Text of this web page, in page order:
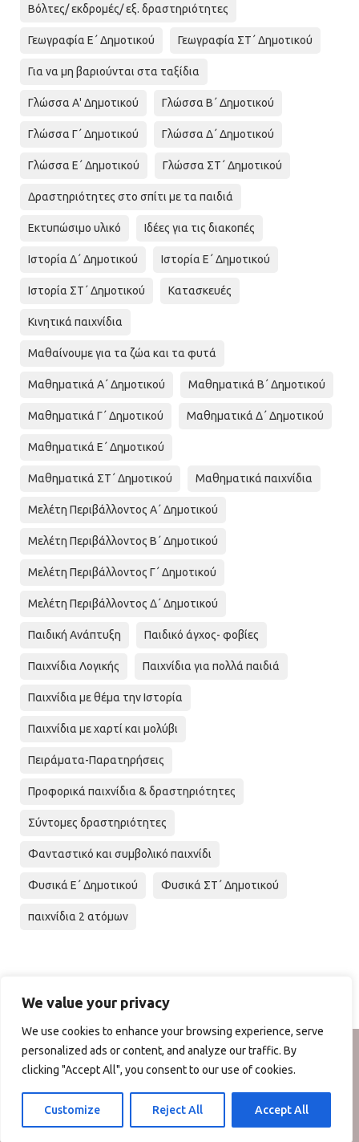
We value your privacy
We use cookies to enhance your browsing experience, serve
personalized ads or content, and analyze our traffic. By
clicking "Accept All", you consent to our use of cookies.
Customize Reject All Accept All
Βόλτες/ εκδρομές/ εξ. δραστηριότητες
Γεωγραφία Ε΄ Δημοτικού Γεωγραφία ΣΤ΄ Δημοτικού
Για να μη βαριούνται στα ταξίδια
Γλώσσα Α' Δημοτικού Γλώσσα Β΄ Δημοτικού
Γλώσσα Γ΄ Δημοτικού Γλώσσα Δ΄ Δημοτικού
Γλώσσα Ε΄ Δημοτικού Γλώσσα ΣΤ΄ Δημοτικού
Δραστηριότητες στο σπίτι με τα παιδιά
Εκτυπώσιμο υλικό Ιδέες για τις διακοπές
Ιστορία Δ΄ Δημοτικού Ιστορία Ε΄ Δημοτικού
Ιστορία ΣΤ΄ Δημοτικού Κατασκευές
Κινητικά παιχνίδια
Μαθαίνουμε για τα ζώα και τα φυτά
Μαθηματικά Α΄ Δημοτικού Μαθηματικά Β΄ Δημοτικού
Μαθηματικά Γ΄ Δημοτικού Μαθηματικά Δ΄ Δημοτικού
Μαθηματικά Ε΄ Δημοτικού
Μαθηματικά ΣΤ΄ Δημοτικού Μαθηματικά παιχνίδια
Μελέτη Περιβάλλοντος Α΄ Δημοτικού
Μελέτη Περιβάλλοντος Β΄ Δημοτικού
Μελέτη Περιβάλλοντος Γ΄ Δημοτικού
Μελέτη Περιβάλλοντος Δ΄ Δημοτικού
Παιδική Ανάπτυξη Παιδικό άγχος- φοβίες
Παιχνίδια Λογικής Παιχνίδια για πολλά παιδιά
Παιχνίδια με θέμα την Ιστορία
Παιχνίδια με χαρτί και μολύβι
Πειράματα-Παρατηρήσεις
Προφορικά παιχνίδια & δραστηριότητες
Σύντομες δραστηριότητες
Φανταστικό και συμβολικό παιχνίδι
Φυσικά Ε΄ Δημοτικού Φυσικά ΣΤ΄ Δημοτικού
παιχνίδια 2 ατόμων
Copyright © 2024 – Marianna ‘s Playlab- Όροι Χρήσης -ΠΟΛΙΤΙΚΗ
ΑΠΟΡΡΗΤΟΥ- Όλα τα κείμενα και τα άρθρα είναι πνευματική
ιδιοκτησία του Marianna ‘s Playlab.
τροποποίησή τους χωρίς προηγούμενη γραπτή άδεια του
δημιουργού τους. Με επιφύλαξη κάθε νόμιμου δικαιώματος.